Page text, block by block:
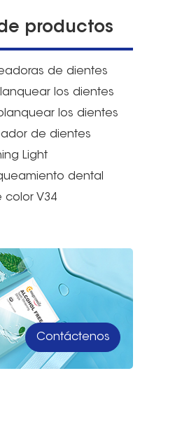
productos
de dientes
los dientes
los dientes
de dientes
Light
dental
color V34
Contáctenos